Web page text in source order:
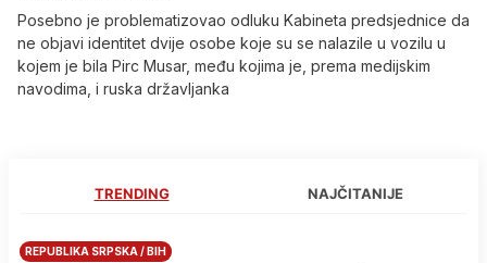
Posebno je problematizovao odluku Kabineta predsjednice da
ne objavi identitet dvije osobe koje su se nalazile u vozilu u
kojem je bila Pirc Musar, među kojima je, prema medijskim
navodima, i ruska državljanka
TRENDING NAJČITANIJE
REPUBLIKA SRPSKA / BIH